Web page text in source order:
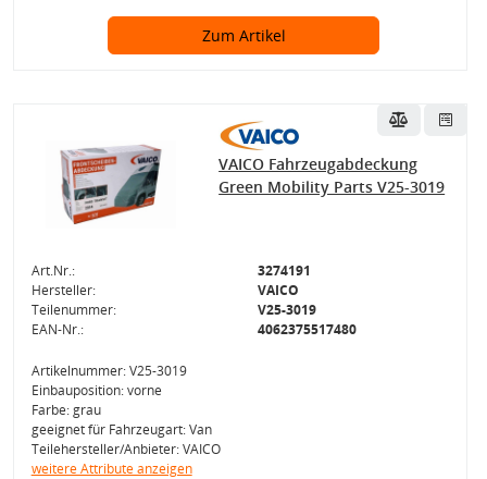
Zum Artikel
VAICO Fahrzeugabdeckung
Green Mobility Parts V25-3019
Art.Nr.:
3274191
Hersteller:
VAICO
Teilenummer:
V25-3019
EAN-Nr.:
4062375517480
Artikelnummer: V25-3019
Einbauposition: vorne
Farbe: grau
geeignet für Fahrzeugart: Van
Teilehersteller/Anbieter: VAICO
weitere Attribute anzeigen